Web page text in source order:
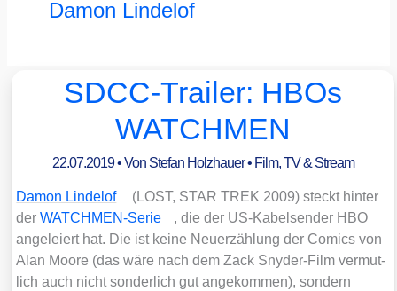
Damon Lindelof
SDCC-Trailer: HBOs
WATCHMEN
22.07.2019• Von Stefan Holzhauer• Film, TV & Stream
Damon Linde­l­of
(LOST, STAR TREK 2009) steckt hin­ter
derWATCH­MEN-Serie
, die der US-Kabel­sen­der HBO
ange­lei­ert hat. Die ist kei­ne Neu­er­zäh­lung der Comics von
Alan Moo­re (das wäre nach dem Zack Sny­der-Film ver­mut­
lich auch nicht son­der­lich gut ange­kom­men), son­dern